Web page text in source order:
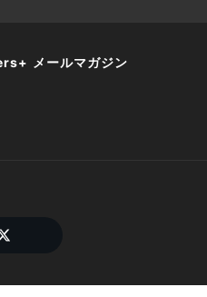
メールマガジン